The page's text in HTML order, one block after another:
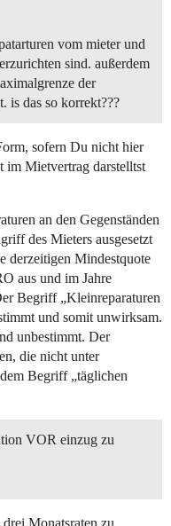
vom mieter und
sind. außerdem
der
is das so korrekt???
sofern Du nicht hier
im Mietvertrag darstelltst
an den Gegenständen
des Mieters ausgesetzt
derzeitigen Mindestquote
aus und im Jahre
Begriff „Kleinreparaturen
und somit unwirksam.
unbestimmt. Der
die nicht unter
Begriff „täglichen
VOR einzug zu
Monatsraten zu